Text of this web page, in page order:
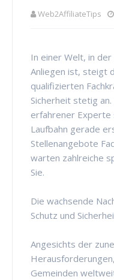
Web2AffiliateTips
In einer Welt, in
Anliegen ist, steigt
qualifizierten
Sicherheit stetig
erfahrener Experte
Laufbahn gerade
Stellenangebote
warten zahlreiche
Sie.
Die wachsende
Schutz und
Angesichts der
Gemeinden